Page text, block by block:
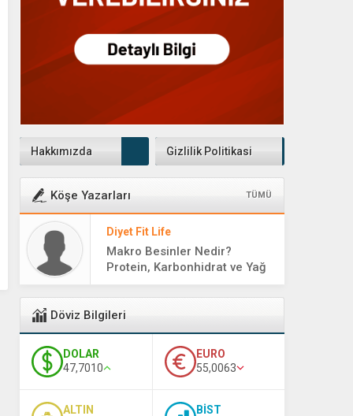
Hakkımızda Gizlilik Politikasi
Köşe Yazarları TÜMÜ
Diyet Fit Life
Makro Besinler Nedir?
Protein, Karbonhidrat ve Yağ
Rehberi
Döviz Bilgileri
DOLAR
47,7010
EURO
55,0063
ALTIN
BİST